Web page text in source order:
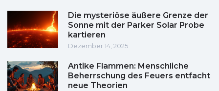
Die mysteriöse äußere Grenze der
Sonne mit der Parker Solar Probe
kartieren
Dezember 14, 2025
Antike Flammen: Menschliche
Beherrschung des Feuers entfacht
neue Theorien